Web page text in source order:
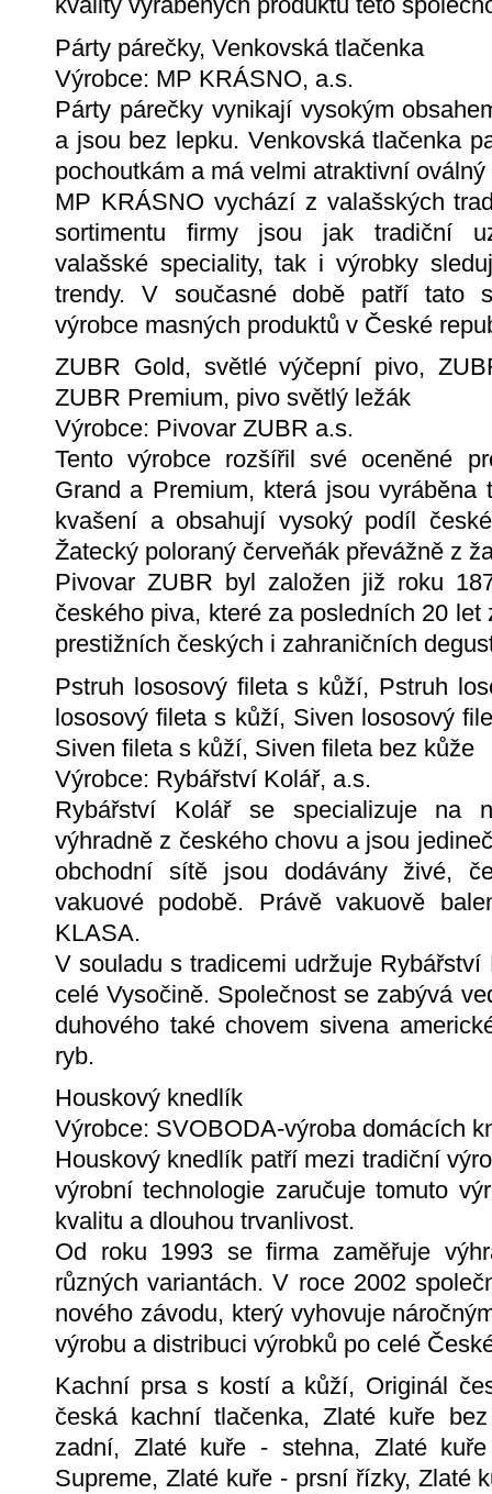
Párty párečky, Venkovská tlačenka
Výrobce: MP KRÁSNO, a.s.
Párty párečky vynikají vysokým
a jsou bez lepku. Venkovská tlačenka
pochoutkám a má velmi atraktivní
MP KRÁSNO vychází z valašských
sortimentu firmy jsou jak tradiční
valašské speciality, tak i výrobky
trendy. V současné době patří tato
výrobce masných produktů v České
ZUBR Gold, světlé výčepní pivo,
ZUBR Premium, pivo světlý ležák
Výrobce: Pivovar ZUBR a.s.
Tento výrobce rozšířil své oceněné
Grand a Premium, která jsou vyráběna
kvašení a obsahují vysoký podíl
Žatecký poloraný červeňák převážně z
Pivovar ZUBR byl založen již roku
českého piva, které za posledních 20
prestižních českých i zahraničních
Pstruh lososový fileta s kůží, Pstruh
lososový fileta s kůží, Siven lososový
Siven fileta s kůží, Siven fileta bez kůže
Výrobce: Rybářství Kolář, a.s.
Rybářství Kolář se specializuje na
výhradně z českého chovu a jsou
obchodní sítě jsou dodávány živé,
vakuové podobě. Právě vakuově
KLASA.
V souladu s tradicemi udržuje
celé Vysočině. Společnost se zabývá
duhového také chovem sivena
ryb.
Houskový knedlík
Výrobce: SVOBODA-výroba domácích
Houskový knedlík patří mezi tradiční
výrobní technologie zaručuje tomuto
kvalitu a dlouhou trvanlivost.
Od roku 1993 se firma zaměřuje
různých variantách. V roce 2002
nového závodu, který vyhovuje
výrobu a distribuci výrobků po celé
Kachní prsa s kostí a kůží, Originál
česká kachní tlačenka, Zlaté kuře
zadní, Zlaté kuře - stehna, Zlaté
Supreme, Zlaté kuře - prsní řízky, Zlaté